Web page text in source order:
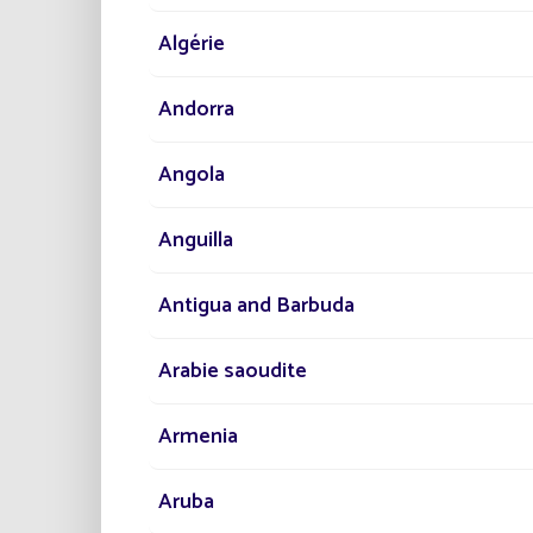
Algérie
Andorra
Angola
Anguilla
Antigua and Barbuda
Arabie saoudite
Armenia
Aruba